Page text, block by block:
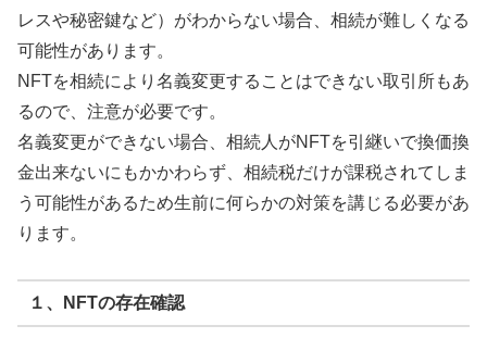
レスや秘密鍵など）がわからない場合、相続が難しくなる
可能性があります。
NFTを相続により名義変更することはできない取引所もあ
るので、注意が必要です。
名義変更ができない場合、相続人がNFTを引継いで換価換
金出来ないにもかかわらず、相続税だけが課税されてしま
う可能性があるため生前に何らかの対策を講じる必要があ
ります。
１、NFTの存在確認